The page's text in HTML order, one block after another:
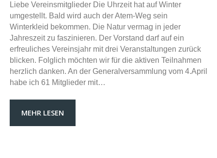
Liebe Vereinsmitglieder Die Uhrzeit hat auf Winter
umgestellt. Bald wird auch der Atem-Weg sein
Winterkleid bekommen. Die Natur vermag in jeder
Jahreszeit zu faszinieren. Der Vorstand darf auf ein
erfreuliches Vereinsjahr mit drei Veranstaltungen zurück
blicken. Folglich möchten wir für die aktiven Teilnahmen
herzlich danken. An der Generalversammlung vom 4.April
habe ich 61 Mitglieder mit…
MEHR LESEN